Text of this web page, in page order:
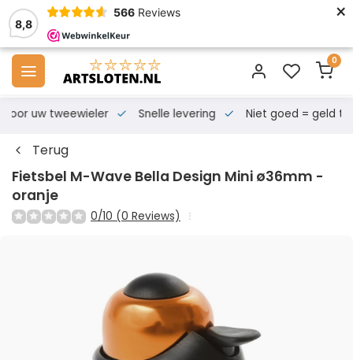
8,8
566 Reviews ×
0
voor uw tweewieler Snelle levering Niet goed = geld
Terug
Fietsbel M-Wave Bella Design Mini ø36mm -
oranje
0/10 (0 Reviews)